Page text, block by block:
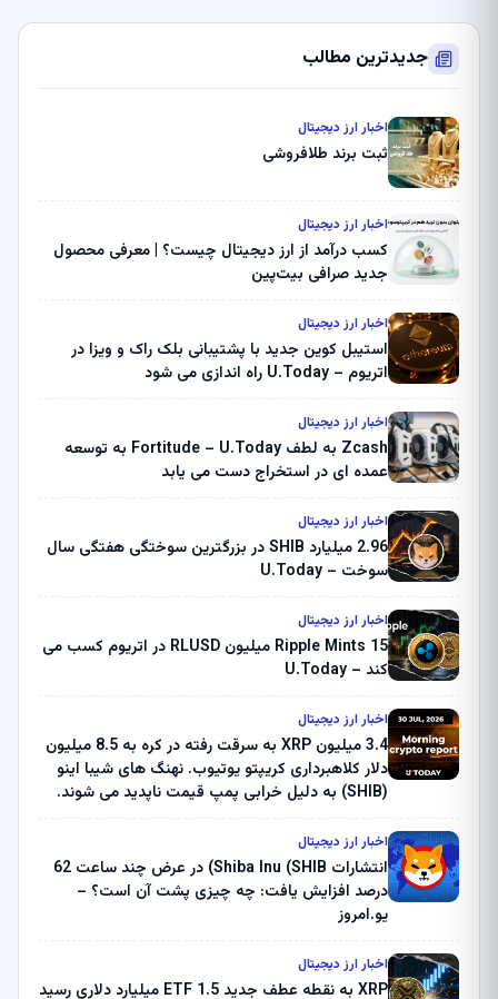
جدیدترین مطالب
اخبار ارز دیجیتال
ثبت برند طلافروشی
اخبار ارز دیجیتال
کسب درآمد از ارز دیجیتال چیست؟ | معرفی محصول
جدید صرافی بیت‌پین
اخبار ارز دیجیتال
استیبل کوین جدید با پشتیبانی بلک راک و ویزا در
اتریوم – U.Today راه اندازی می شود
اخبار ارز دیجیتال
Zcash به لطف Fortitude – U.Today به توسعه
عمده ای در استخراج دست می یابد
اخبار ارز دیجیتال
2.96 میلیارد SHIB در بزرگترین سوختگی هفتگی سال
سوخت – U.Today
اخبار ارز دیجیتال
Ripple Mints 15 میلیون RLUSD در اتریوم کسب می
کند – U.Today
اخبار ارز دیجیتال
3.4 میلیون XRP به سرقت رفته در کره به 8.5 میلیون
دلار کلاهبرداری کریپتو یوتیوب. نهنگ های شیبا اینو
(SHIB) به دلیل خرابی پمپ قیمت ناپدید می شوند.
ثبت کرد – گزارش کریپتو صبح – U.Today
اخبار ارز دیجیتال
انتشارات Shiba Inu (SHIB) در عرض چند ساعت 62
درصد افزایش یافت: چه چیزی پشت آن است؟ –
یو.امروز
اخبار ارز دیجیتال
XRP به نقطه عطف جدید ETF 1.5 میلیارد دلاری رسید